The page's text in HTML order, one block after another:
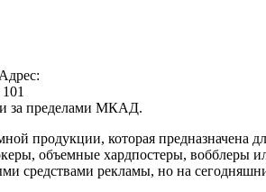
за пределами МКАД.
продукции, которая предназначена
объемные хардпостеры, вобблеры
средствами рекламы, но на